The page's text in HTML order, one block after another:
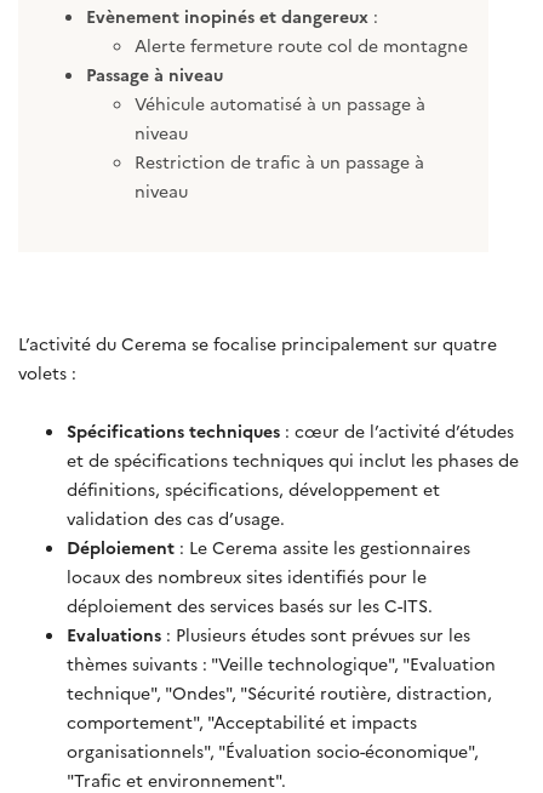
Evènement inopinés et dangereux :
Alerte fermeture route col de montagne
Passage à niveau
Véhicule automatisé à un passage à
niveau
Restriction de trafic à un passage à
niveau
L’activité du Cerema se focalise principalement sur quatre
volets :
Spécifications techniques : cœur de l’activité d’études
et de spécifications techniques qui inclut les phases de
définitions, spécifications, développement et
validation des cas d’usage.
Déploiement : Le Cerema assite les gestionnaires
locaux des nombreux sites identifiés pour le
déploiement des services basés sur les C-ITS.
Evaluations : Plusieurs études sont prévues sur les
thèmes suivants : "Veille technologique", "Evaluation
technique", "Ondes", "Sécurité routière, distraction,
comportement", "Acceptabilité et impacts
organisationnels", "Évaluation socio-économique",
"Trafic et environnement".